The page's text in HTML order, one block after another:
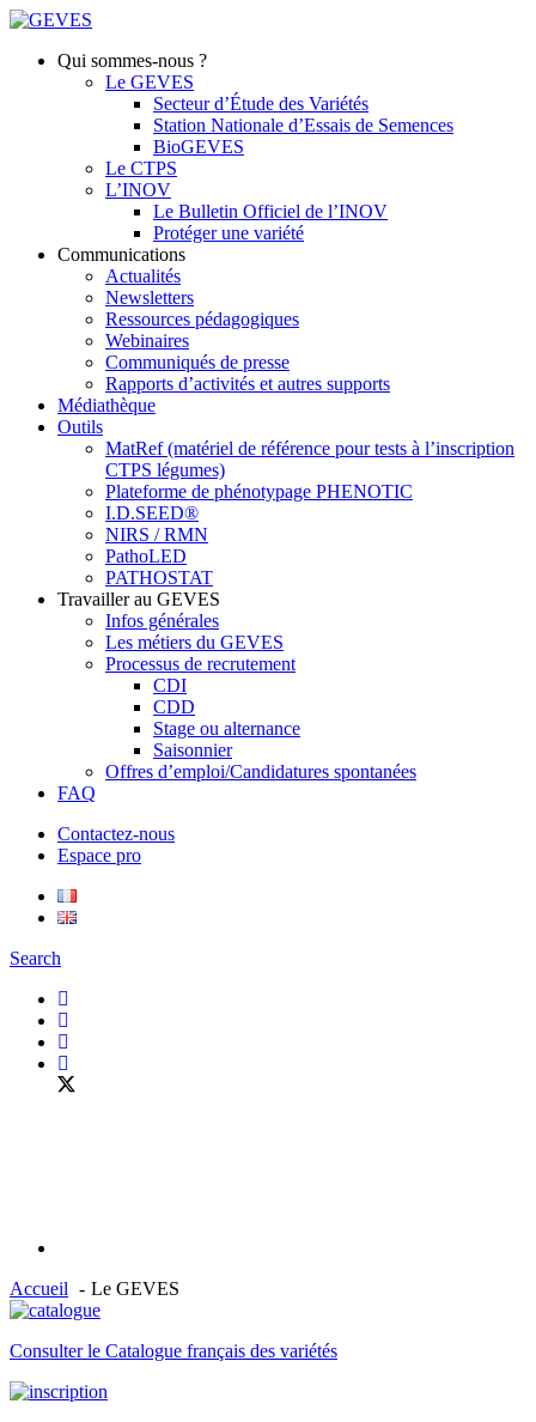
Qui sommes-nous ?
Le GEVES
Secteur d’Étude des Variétés
Station Nationale d’Essais de Semences
BioGEVES
Le CTPS
L’INOV
Le Bulletin Officiel de l’INOV
Protéger une variété
Communications
Actualités
Newsletters
Ressources pédagogiques
Webinaires
Communiqués de presse
Rapports d’activités et autres supports
Médiathèque
Outils
MatRef (matériel de référence pour tests à l’inscription
CTPS légumes)
Plateforme de phénotypage PHENOTIC
I.D.SEED®
NIRS / RMN
PathoLED
PATHOSTAT
Travailler au GEVES
Infos générales
Les métiers du GEVES
Processus de recrutement
CDI
CDD
Stage ou alternance
Saisonnier
Offres d’emploi/Candidatures spontanées
FAQ
Contactez-nous
Espace pro
Search
Accueil Le GEVES
Consulter le Catalogue français des variétés